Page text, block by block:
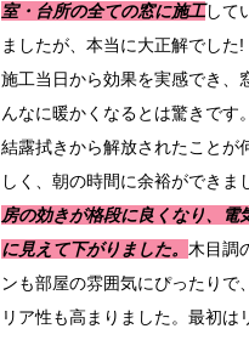
室・台所の全ての窓に施工して
ましたが、本当に大正解でした!
施工当日から効果を実感でき、
んなに暖かくなるとは驚きです
結露拭きから解放されたことが
しく、朝の時間に余裕ができま
房の効きが格段に良くなり、電
に見えて下がりました。 木目調
ンも部屋の雰囲気にぴったりで
リア性も高まりました。最初は